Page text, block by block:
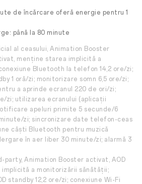
de încărcare oferă energie pentru 1
până la 80 minute
al ceasului, Animation Booster
menține starea implicită a
Bluetooth la telefon 14,2 ore/zi;
1 oră/zi; monitorizare somn 6,5 ore/zi;
a aprinde ecranul 220 de ori/zi;
zi; utilizarea ecranului (aplicații
apeluri primite 5 secunde/6
zi; sincronizare date telefon-ceas
căști Bluetooth pentru muzică
în aer liber 30 minute/zi; alarmă 3
party, Animation Booster activat, AOD
a monitorizării sănătății;
standby 12,2 ore/zi; conexiune Wi-Fi